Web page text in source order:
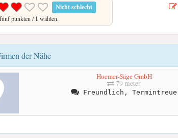
Nicht schlecht
punkten /1 wählen.
der Nähe
Huemer-Säge GmbH
79 meter
Freundlich, Termintreue